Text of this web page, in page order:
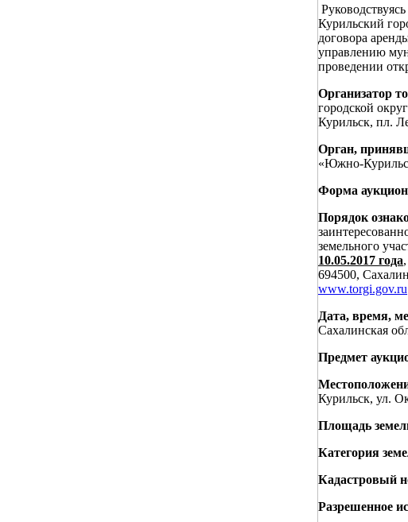
Курильский
договора
управлению
проведении
Организатор
городской
Курильск, пл.
Орган,
«Южно-
Форма
Порядок
земельного
10.05.2017 года
694500,
www.torgi.gov.ru
Дата, время,
Сахалинская
Предмет
Курильск, ул.
Площадь
Категория
Кадастровый
Разрешенное